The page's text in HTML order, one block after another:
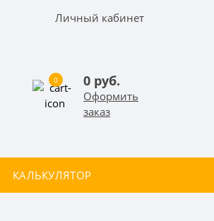
Личный кабинет
0 0 руб.
Оформить
заказ
КАЛЬКУЛЯТОР